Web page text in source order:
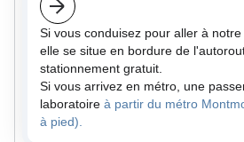
Si vous conduisez pour aller à notre
elle se situe en bordure de
stationnement gratuit.
Si vous arrivez en métro, une
laboratoire à partir du métro
à pied).